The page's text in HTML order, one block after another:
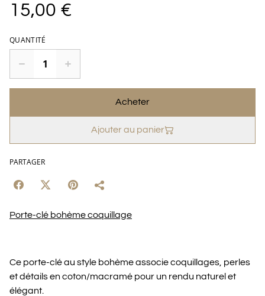
15,00 €
QUANTITÉ
Acheter
Ajouter au panier
PARTAGER
Porte-clé bohème coquillage
Ce porte-clé au style bohème associe coquillages, perles
et détails en coton/macramé pour un rendu naturel et
élégant.